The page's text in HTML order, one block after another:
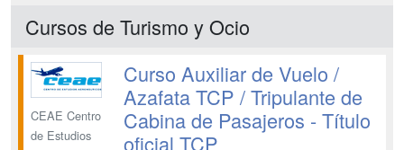
4 meses y una carg...
Cursos de Turismo y Ocio
CEAE Centro
de Estudios
Curso Auxiliar de Vuelo /
Azafata TCP / Tripulante de
Cabina de Pasajeros - Título
oficial TCP